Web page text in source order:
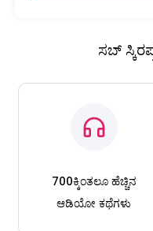
ಸಬ್
700ಕ್ಕಿಂತಲೂ ಹೆಚ್ಚಿನ
ಆಡಿಯೋ ಕಥೆಗಳು